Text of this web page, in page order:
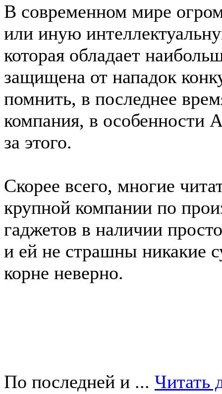
В современном мире
или иную
которая обладает
защищена от нападок
помнить, в последнее
компания, в особенности
за этого.
Скорее всего, многие
крупной компании по
гаджетов в наличии
и ей не страшны никакие
корне неверно.
По последней и ... Читать